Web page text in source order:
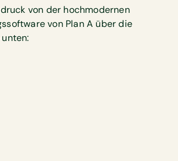
von der hochmodernen
von Plan A über die